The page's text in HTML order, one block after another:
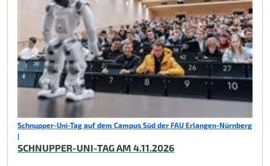
Schnupper-Uni-Tag auf dem Campus Süd der FAU Erlangen-Nürnberg
|
SCHNUPPER-UNI-TAG AM 4.11.2026